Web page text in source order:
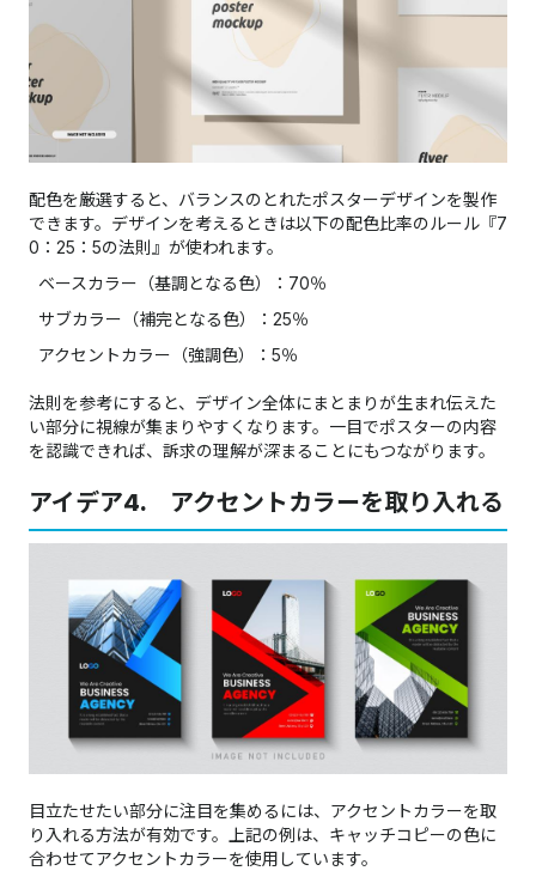
配色を厳選すると、バランスのとれたポスターデザインを製作
できます。デザインを考えるときは以下の配色比率のルール​​​​​​​『7
0：25：5の法則』が使われます。
ベースカラー（基調となる色）：70％
サブカラー（補完となる色）：25％
アクセントカラー（強調色）：5％
法則を参考にすると、デザイン全体にまとまりが生まれ伝えた
い部分に視線が集まりやすくなります。一目でポスターの内容
を認識できれば、訴求の理解が深まることにもつながります。
アイデア4. アクセントカラーを取り入れる​​​​​​
目立たせたい部分に注目を集めるには、アクセントカラーを取
り入れる方法が有効です。上記の例は、キャッチコピーの色に
合わせてアクセントカラーを使用しています。